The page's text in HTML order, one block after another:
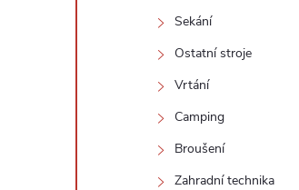
Sekání
Ostatní stroje
Vrtání
Camping
Broušení
Zahradní technika